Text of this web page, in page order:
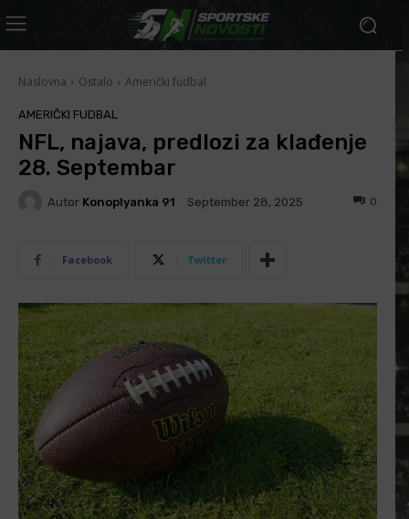
Naslovna Ostalo Američki fudbal
AMERIČKI FUDBAL
NFL, najava, predlozi za klađenje
28. Septembar
Autor Konoplyanka 91 September 28, 2025 0
Facebook Twitter